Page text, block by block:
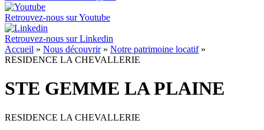
Retrouvez-nous surYoutube
Retrouvez-nous surLinkedin
Accueil » Nous découvrir» Notre patrimoine locatif»
RESIDENCE LA CHEVALLERIE
STE GEMME LA PLAINE
RESIDENCE LA CHEVALLERIE